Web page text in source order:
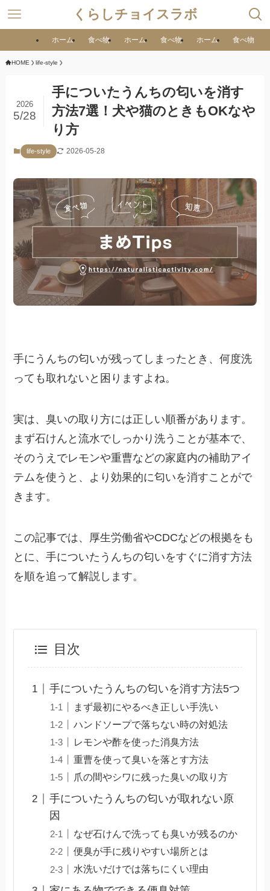
くらしチョイスラボ
ホーム 食べ物 ホーム 食べ物 ホーム 食べ物
HOME life-style
手についたうんちの匂いを消す
方法7選！犬や猫のときもOKなや
り方
2026
5/28
life-style 2026-05-28
手にうんちの匂いが残ってしまったとき、何度洗
っても取れないと困りますよね。
実は、臭いの取り方には正しい順番があります。
まず石けんと流水でしっかり洗うことが基本で、
そのうえでレモンや重曹などの家庭内の補助アイ
テムを使うと、より効果的に匂いを消すことがで
きます。
この記事では、厚生労働省やCDCなどの根拠をも
とに、手についたうんちの匂いをすぐに消す方法
を順を追って解説します。
目次
手についたうんちの匂いを消す方法5つ
まず最初にやるべき正しい手洗い
ハンドソープで落ちない時の対処法
レモンや酢を使った消臭方法
重曹を使って臭いを落とす方法
爪の間やシワに残った臭いの取り方
手についたうんちの匂いが取れない原
因
なぜ石けんで洗っても臭いが残るのか
便臭が手に残りやすい場所とは
水洗いだけでは落ちにくい理由